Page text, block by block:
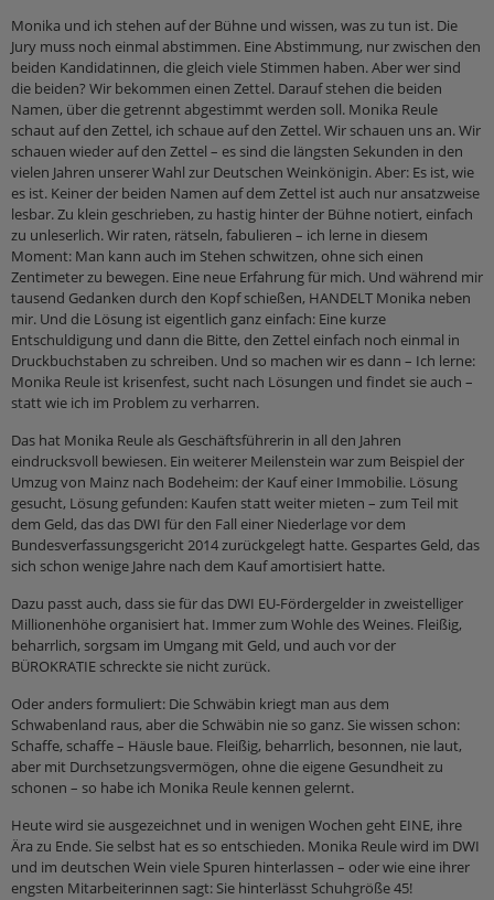
Monika und ich stehen auf der Bühne und wissen, was zu tun ist. Die
Jury muss noch einmal abstimmen. Eine Abstimmung, nur zwischen den
beiden Kandidatinnen, die gleich viele Stimmen haben. Aber wer sind
die beiden? Wir bekommen einen Zettel. Darauf stehen die beiden
Namen, über die getrennt abgestimmt werden soll. Monika Reule
schaut auf den Zettel, ich schaue auf den Zettel. Wir schauen uns an. Wir
schauen wieder auf den Zettel – es sind die längsten Sekunden in den
vielen Jahren unserer Wahl zur Deutschen Weinkönigin. Aber: Es ist, wie
es ist. Keiner der beiden Namen auf dem Zettel ist auch nur ansatzweise
lesbar. Zu klein geschrieben, zu hastig hinter der Bühne notiert, einfach
zu unleserlich. Wir raten, rätseln, fabulieren – ich lerne in diesem
Moment: Man kann auch im Stehen schwitzen, ohne sich einen
Zentimeter zu bewegen. Eine neue Erfahrung für mich. Und während mir
tausend Gedanken durch den Kopf schießen, HANDELT Monika neben
mir. Und die Lösung ist eigentlich ganz einfach: Eine kurze
Entschuldigung und dann die Bitte, den Zettel einfach noch einmal in
Druckbuchstaben zu schreiben. Und so machen wir es dann – Ich lerne:
Monika Reule ist krisenfest, sucht nach Lösungen und findet sie auch –
statt wie ich im Problem zu verharren.
Das hat Monika Reule als Geschäftsführerin in all den Jahren
eindrucksvoll bewiesen. Ein weiterer Meilenstein war zum Beispiel der
Umzug von Mainz nach Bodeheim: der Kauf einer Immobilie. Lösung
gesucht, Lösung gefunden: Kaufen statt weiter mieten – zum Teil mit
dem Geld, das das DWI für den Fall einer Niederlage vor dem
Bundesverfassungsgericht 2014 zurückgelegt hatte. Gespartes Geld, das
sich schon wenige Jahre nach dem Kauf amortisiert hatte.
Dazu passt auch, dass sie für das DWI EU-Fördergelder in zweistelliger
Millionenhöhe organisiert hat. Immer zum Wohle des Weines. Fleißig,
beharrlich, sorgsam im Umgang mit Geld, und auch vor der
BÜROKRATIE schreckte sie nicht zurück.
Oder anders formuliert: Die Schwäbin kriegt man aus dem
Schwabenland raus, aber die Schwäbin nie so ganz. Sie wissen schon:
Schaffe, schaffe – Häusle baue. Fleißig, beharrlich, besonnen, nie laut,
aber mit Durchsetzungsvermögen, ohne die eigene Gesundheit zu
schonen – so habe ich Monika Reule kennen gelernt.
Heute wird sie ausgezeichnet und in wenigen Wochen geht EINE, ihre
Ära zu Ende. Sie selbst hat es so entschieden. Monika Reule wird im DWI
und im deutschen Wein viele Spuren hinterlassen – oder wie eine ihrer
engsten Mitarbeiterinnen sagt: Sie hinterlässt Schuhgröße 45!